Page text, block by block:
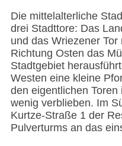
Die mittelalterliche
drei Stadttore: Das
und das Wriezener
Richtung Osten das
Stadtgebiet
Westen eine kleine
den eigentlichen
wenig verblieben. Im
Kurtze-Straße 1 der
Pulverturms an das